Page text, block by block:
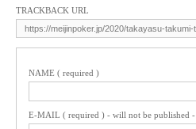
TRACKBACK URL
NAME ( required )
E-MAIL ( required ) - will not be published -